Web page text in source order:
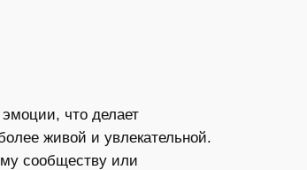
что делает
живой и увлекательной.
сообществу или